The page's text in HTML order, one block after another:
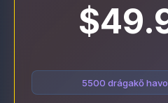
5500 drágakő